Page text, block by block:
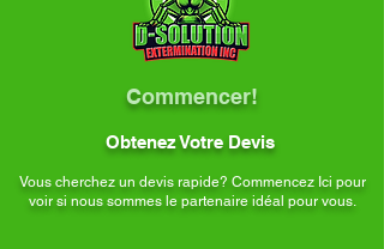
Commencer!
Obtenez Votre Devis
Vous cherchez un devis rapide? Commencez Ici pour
voir si nous sommes le partenaire idéal pour vous.